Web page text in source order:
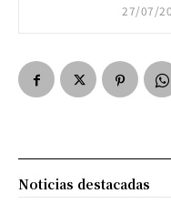
27/07/
Noticias destacadas